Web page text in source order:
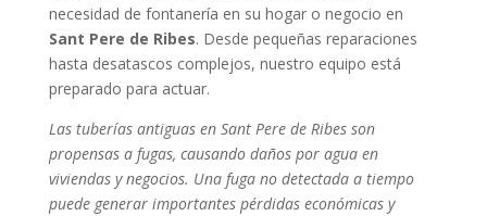
necesidad de fontanería en su hogar o negocio en
Sant Pere de Ribes. Desde pequeñas reparaciones
hasta desatascos complejos, nuestro equipo está
preparado para actuar.
Las tuberías antiguas en Sant Pere de Ribes son
propensas a fugas, causando daños por agua en
viviendas y negocios. Una fuga no detectada a tiempo
puede generar importantes pérdidas económicas y